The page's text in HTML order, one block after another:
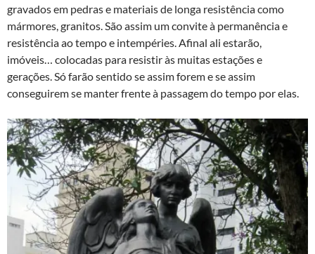
gravados em pedras e materiais de longa resistência como
mármores, granitos. São assim um convite à permanência e
resistência ao tempo e intempéries. Afinal ali estarão,
imóveis… colocadas para resistir às muitas estações e
gerações. Só farão sentido se assim forem e se assim
conseguirem se manter frente à passagem do tempo por elas.